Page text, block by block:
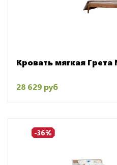
Кровать мягкая
28 629 руб
-36%